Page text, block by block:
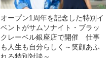
オープン1周年を記念した特別イ
ベントがサムソナイト・ブラッ
クレーベル銀座店で開催 仕事
も人生も自分らしく～笑顔あふ
れる特別対談～